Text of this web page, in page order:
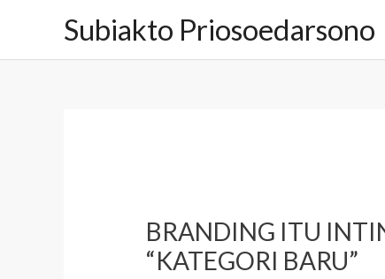
Subiakto Priosoedarsono
BRANDING ITU
“KATEGORI BARU”